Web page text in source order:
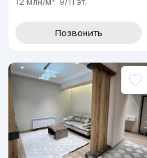
Позвонить